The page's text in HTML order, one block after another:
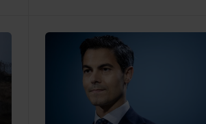
ander land.